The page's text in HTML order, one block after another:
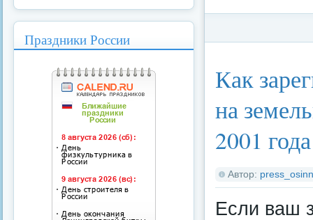
Как
на
2001 года
Автор:
Если ваш
Праздники России